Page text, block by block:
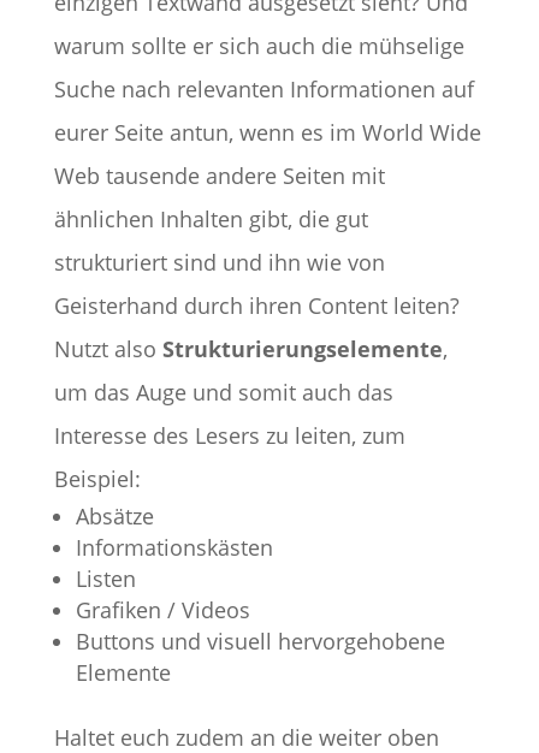
warum sollte er sich auch die mühselige
Suche nach relevanten Informationen auf
eurer Seite antun, wenn es im World Wide
Web tausende andere Seiten mit
ähnlichen Inhalten gibt, die gut
strukturiert sind und ihn wie von
Geisterhand durch ihren Content leiten?
Nutzt also Strukturierungselemente,
um das Auge und somit auch das
Interesse des Lesers zu leiten, zum
Beispiel:
Absätze
Informationskästen
Listen
Grafiken / Videos
Buttons und visuell hervorgehobene
Elemente
Haltet euch zudem an die weiter oben